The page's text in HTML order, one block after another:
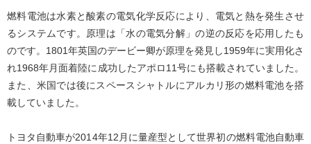
燃料電池は水素と酸素の電気化学反応により、電気と熱を発生させ
るシステムです。原理は「水の電気分解」の逆の反応を応用したも
のです。1801年英国のデービー卿が原理を発見し1959年に実用化さ
れ1968年月面着陸に成功したアポロ11号にも搭載されていました。
また、米国では後にスペースシャトルにアルカリ形の燃料電池を搭
載していました。
トヨタ自動車が2014年12月に量産型として世界初の燃料電池自動車